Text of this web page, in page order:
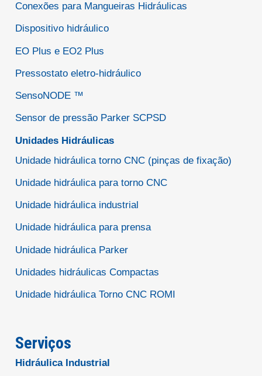
Conexões para Mangueiras Hidráulicas
Dispositivo hidráulico
EO Plus e EO2 Plus
Pressostato eletro-hidráulico
SensoNODE ™
Sensor de pressão Parker SCPSD
Unidades Hidráulicas
Unidade hidráulica torno CNC (pinças de fixação)
Unidade hidráulica para torno CNC
Unidade hidráulica industrial
Unidade hidráulica para prensa
Unidade hidráulica Parker
Unidades hidráulicas Compactas
Unidade hidráulica Torno CNC ROMI
Serviços
Hidráulica Industrial